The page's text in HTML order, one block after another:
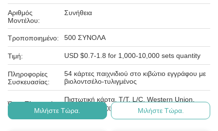
Αριθμός
Μοντέλου:
Συνήθεια
Τροποποιημένο: 500 ΣΥΝΟΛΑ
Τιμή: USD $0.7-1.8 for 1,000-10,000 sets quantity
Πληροφορίες
Συσκευασίας:
54 κάρτες παιχνιδιού στο κιβώτιο εγγράφου με
βιολοντσέλο-τυλιγμένος
Όροι Πληρωμής:
Πιστωτική κάρτα, T/T, L/C, Western Union,
Paypal, ε-έλεγχος, D/A, D/P,
Μιλήστε Τώρα. Μιλήστε Τώρα.